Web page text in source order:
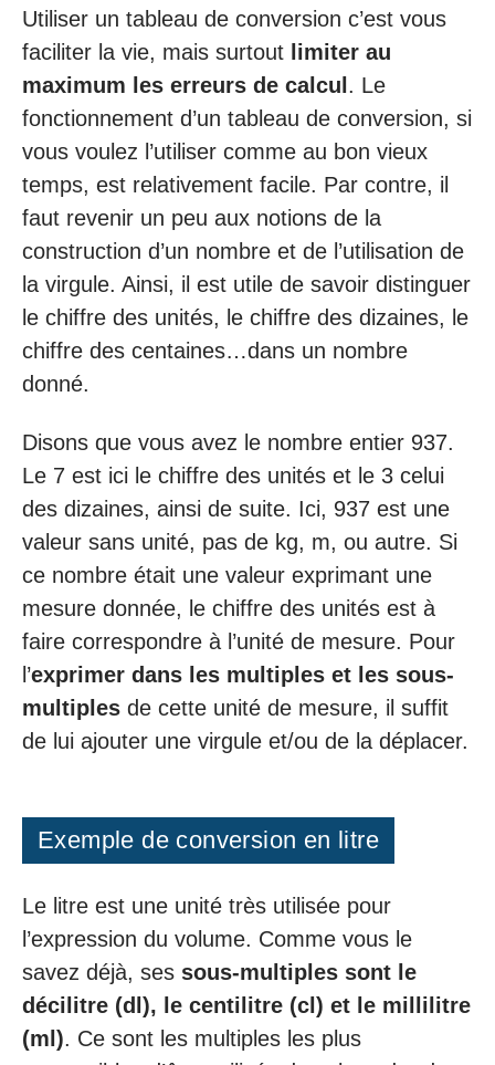
Utiliser un tableau de conversion c’est vous
faciliter la vie, mais surtout limiter au
maximum les erreurs de calcul . Le
fonctionnement d’un tableau de conversion, si
vous voulez l’utiliser comme au bon vieux
temps, est relativement facile. Par contre, il
faut revenir un peu aux notions de la
construction d’un nombre et de l’utilisation de
la virgule. Ainsi, il est utile de savoir distinguer
le chiffre des unités, le chiffre des dizaines, le
chiffre des centaines…dans un nombre
donné.
Disons que vous avez le nombre entier 937.
Le 7 est ici le chiffre des unités et le 3 celui
des dizaines, ainsi de suite. Ici, 937 est une
valeur sans unité, pas de kg, m, ou autre. Si
ce nombre était une valeur exprimant une
mesure donnée, le chiffre des unités est à
faire correspondre à l’unité de mesure. Pour
l’exprimer dans les multiples et les sous-
multiples de cette unité de mesure, il suffit
de lui ajouter une virgule et/ou de la déplacer.
Exemple de conversion en litre
Le litre est une unité très utilisée pour
l’expression du volume. Comme vous le
savez déjà, ses sous-multiples sont le
décilitre (dl), le centilitre (cl) et le millilitre
(ml). Ce sont les multiples les plus